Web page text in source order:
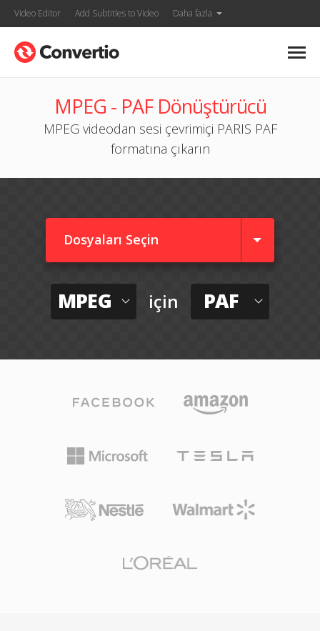
Video Editor Add Subtitles to Video Daha fazla
MPEG - PAF Dönüştürücü
MPEG videodan sesi çevrimiçi PARIS PAF
formatına çıkarın
Dosyaları Seçin
MPEG için PAF